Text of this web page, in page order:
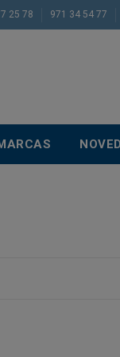
25 78 971 34 54 77